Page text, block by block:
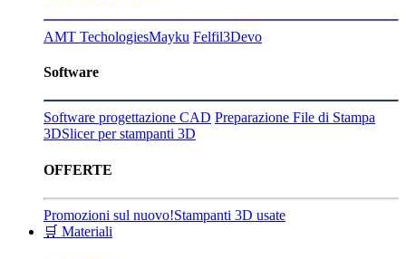
AMT TechologiesMayku Felfil3Devo
Software
Software progettazione CAD Preparazione File di Stampa
3DSlicer per stampanti 3D
OFFERTE
Promozioni sul nuovo!Stampanti 3D usate
🛒 Materiali